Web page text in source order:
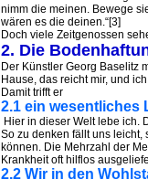
nimm die meinen. Bewege
wären es die deinen.“[3]
Doch viele Zeitgenossen
2. Die
Der Künstler Georg Baselitz
Hause, das reicht mir, und
Damit trifft er
2.1 ein wesentliches
Hier in dieser Welt lebe ich.
So zu denken fällt uns leicht,
können. Die Mehrzahl der
Krankheit oft hilflos
2.2 Wir in den